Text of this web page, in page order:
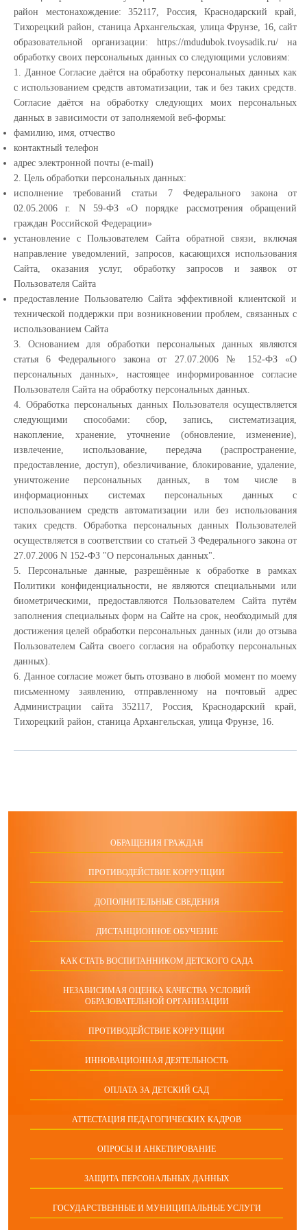
район местонахождение: 352117, Россия, Краснодарский край,
Тихорецкий район, станица Архангельская, улица Фрунзе, 16, сайт
образовательной организации: https://mdudubok.tvoysadik.ru/ на
обработку своих персональных данных со следующими условиям:
1. Данное Согласие даётся на обработку персональных данных как
с использованием средств автоматизации, так и без таких средств.
Согласие даётся на обработку следующих моих персональных
данных в зависимости от заполняемой веб-формы:
фамилию, имя, отчество
контактный телефон
адрес электронной почты (e-mail)
2. Цель обработки персональных данных:
исполнение требований статьи 7 Федерального закона от
02.05.2006 г. N 59-ФЗ «О порядке рассмотрения обращений
граждан Российской Федерации»
установление с Пользователем Сайта обратной связи, включая
направление уведомлений, запросов, касающихся использования
Сайта, оказания услуг, обработку запросов и заявок от
Пользователя Сайта
предоставление Пользователю Сайта эффективной клиентской и
технической поддержки при возникновении проблем, связанных с
использованием Сайта
3. Основанием для обработки персональных данных являются
статья 6 Федерального закона от 27.07.2006 № 152-ФЗ «О
персональных данных», настоящее информированное согласие
Пользователя Сайта на обработку персональных данных.
4. Обработка персональных данных Пользователя осуществляется
следующими способами: сбор, запись, систематизация,
накопление, хранение, уточнение (обновление, изменение),
извлечение, использование, передача (распространение,
предоставление, доступ), обезличивание, блокирование, удаление,
уничтожение персональных данных, в том числе в
информационных системах персональных данных с
использованием средств автоматизации или без использования
таких средств. Обработка персональных данных Пользователей
осуществляется в соответствии со статьей 3 Федерального закона от
27.07.2006 N 152-ФЗ "О персональных данных".
5. Персональные данные, разрешённые к обработке в рамках
Политики конфиденциальности, не являются специальными или
биометрическими, предоставляются Пользователем Сайта путём
заполнения специальных форм на Сайте на срок, необходимый для
достижения целей обработки персональных данных (или до отзыва
Пользователем Сайта своего согласия на обработку персональных
данных).
6. Данное согласие может быть отозвано в любой момент по моему
письменному заявлению, отправленному на почтовый адрес
Администрации сайта 352117, Россия, Краснодарский край,
Тихорецкий район, станица Архангельская, улица Фрунзе, 16.
ОБРАЩЕНИЯ ГРАЖДАН
ПРОТИВОДЕЙСТВИЕ КОРРУПЦИИ
ДОПОЛНИТЕЛЬНЫЕ СВЕДЕНИЯ
ДИСТАНЦИОННОЕ ОБУЧЕНИЕ
КАК СТАТЬ ВОСПИТАННИКОМ ДЕТСКОГО САДА
НЕЗАВИСИМАЯ ОЦЕНКА КАЧЕСТВА УСЛОВИЙ
ОБРАЗОВАТЕЛЬНОЙ ОРГАНИЗАЦИИ
ПРОТИВОДЕЙСТВИЕ КОРРУПЦИИ
ИННОВАЦИОННАЯ ДЕЯТЕЛЬНОСТЬ
ОПЛАТА ЗА ДЕТСКИЙ САД
АТТЕСТАЦИЯ ПЕДАГОГИЧЕСКИХ КАДРОВ
ОПРОСЫ И АНКЕТИРОВАНИЕ
ЗАЩИТА ПЕРСОНАЛЬНЫХ ДАННЫХ
ГОСУДАРСТВЕННЫЕ И МУНИЦИПАЛЬНЫЕ УСЛУГИ